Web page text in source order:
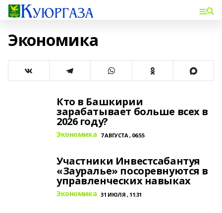
Экономика
Кто в Башкирии
зарабатывает больше всех в
2026 году?
Экономика 7 АВГУСТА , 06:55
Участники Инвестсабантуя
«Зауралье» посоревнуются в
управленческих навыках
Экономика 31 ИЮЛЯ , 11:31